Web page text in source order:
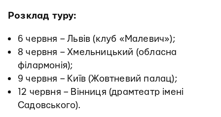
Розклад туру:
6 червня – Львів (клуб «Малевич»);
8 червня – Хмельницький (обласна
філармонія);
9 червня – Київ (Жовтневий палац);
12 червня – Вінниця (драмтеатр імені
Садовського).